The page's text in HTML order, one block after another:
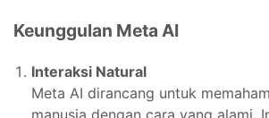
Keunggulan Meta AI
Interaksi Natural
Meta AI dirancang untuk